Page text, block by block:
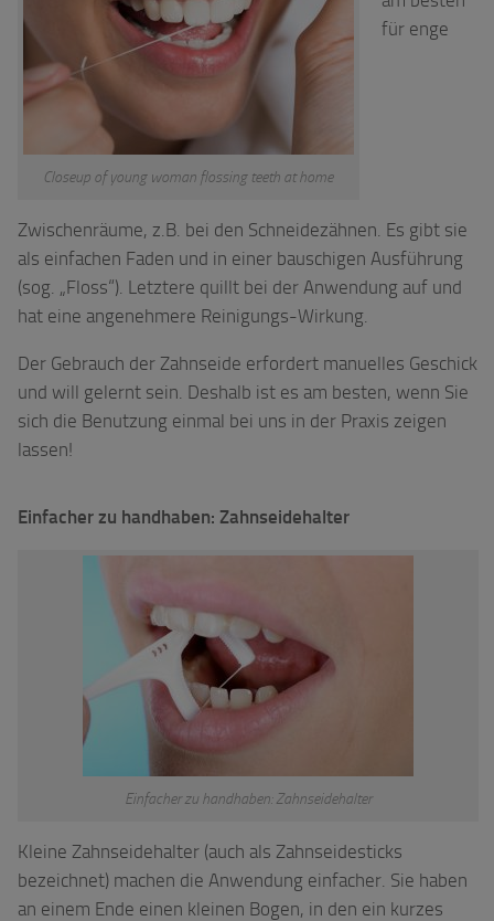
Closeup of young woman flossing teeth at home
für enge
Zwischenräume, z.B. bei den Schneidezähnen. Es gibt sie
als einfachen Faden und in einer bauschigen Ausführung
(sog. „Floss“). Letztere quillt bei der Anwendung auf und
hat eine angenehmere Reinigungs-Wirkung.
Der Gebrauch der Zahnseide erfordert manuelles Geschick
und will gelernt sein. Deshalb ist es am besten, wenn Sie
sich die Benutzung einmal bei uns in der Praxis zeigen
lassen!
Einfacher zu handhaben: Zahnseidehalter
Einfacher zu handhaben: Zahnseidehalter
Kleine Zahnseidehalter (auch als Zahnseidesticks
bezeichnet) machen die Anwendung einfacher. Sie haben
an einem Ende einen kleinen Bogen, in den ein kurzes